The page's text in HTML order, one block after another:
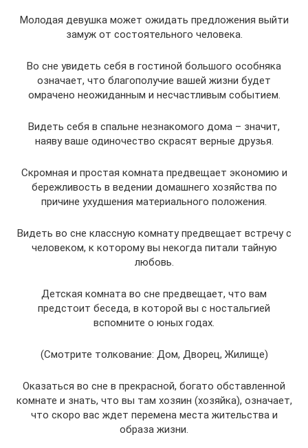
Молодая девушка может ожидать предложения выйти
замуж от состоятельного человека.
Во сне увидеть себя в гостиной большого особняка
означает, что благополучие вашей жизни будет
омрачено неожиданным и несчастливым событием.
Видеть себя в спальне незнакомого дома – значит,
наяву ваше одиночество скрасят верные друзья.
Скромная и простая комната предвещает экономию и
бережливость в ведении домашнего хозяйства по
причине ухудшения материального положения.
Видеть во сне классную комнату предвещает встречу с
человеком, к которому вы некогда питали тайную
любовь.
Детская комната во сне предвещает, что вам
предстоит беседа, в которой вы с ностальгией
вспомните о юных годах.
(Смотрите толкование: Дом, Дворец, Жилище)
Оказаться во сне в прекрасной, богато обставленной
комнате и знать, что вы там хозяин (хозяйка), означает,
что скоро вас ждет перемена места жительства и
образа жизни.